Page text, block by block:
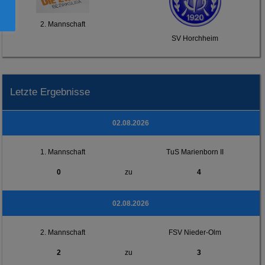
2. Mannschaft
SV Horchheim
Letzte Ergebnisse
02.08.2026
1. Mannschaft TuS Marienborn II
0 zu 4
02.08.2026
2. Mannschaft FSV Nieder-Olm
2 zu 3